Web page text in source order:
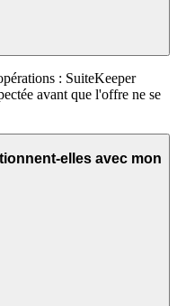
: SuiteKeeper
avant que l'offre ne se
elles avec mon